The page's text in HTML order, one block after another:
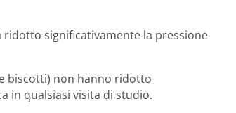
ridotto significativamente la pressione
biscotti) non hanno ridotto
in qualsiasi visita di studio.